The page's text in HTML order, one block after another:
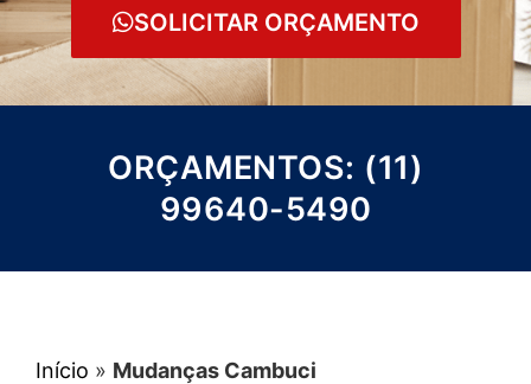
SOLICITAR ORÇAMENTO
ORÇAMENTOS: (11)
99640-5490
Início » Mudanças Cambuci